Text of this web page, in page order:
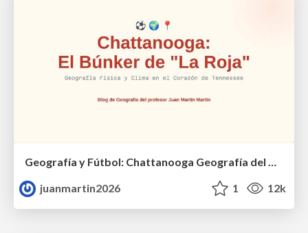
Geografía y Fútbol: Chattanooga Geografía del Búnker de La Roja.
juanmartin2026
1 12k